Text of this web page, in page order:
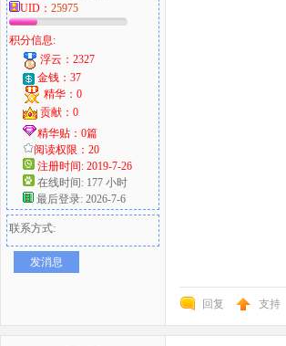
UID： 25975
积分信息:
浮云：2327
金钱：37
精华：0
贡献：0
精华贴：0篇
阅读权限：20
注册时间: 2019-7-26
在线时间: 177 小时
最后登录: 2026-7-6
联系方式:
发消息
回复 支持